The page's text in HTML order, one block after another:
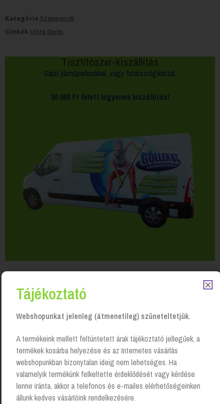
Kategória Szappanok
Cimkék Ultra Derm
Tisztítószer-kiszállítás
Saját járműparkunkkal, vagy futárszolgálattal.
50 000 Ft felett ingyenes kiszállítás!
Kapcsolódó Termékek
Tájékoztató
Webshopunkat jelenleg (átmenetileg) szüneteltetjük.
A termékeink mellett feltüntetett árak tájékoztató jellegűek, a
termékek kosárba helyezése és az Internetes vásárlás
webshopunkban bizonytalan ideig nem lehetséges. Ha
valamelyik termékünk felkeltette érdeklődését vagy kérdése
lenne iránta, akkor a telefonos és e-mailes elérhetőségeinken
állunk kedves vásárlóink rendelkezésére.